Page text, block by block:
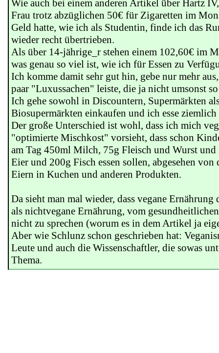
Wie auch bei einem anderen Artikel über Hartz
Frau trotz abzüglichen 50€ für Zigaretten im
Geld hatte, wie ich als Studentin, finde ich das
wieder recht übertrieben.
Als über 14-jährige_r stehen einem 102,60€ im
was genau so viel ist, wie ich für Essen zu
Ich komme damit sehr gut hin, gebe nur mehr
paar "Luxussachen" leiste, die ja nicht umsonst
Ich gehe sowohl in Discountern, Supermärkten
Biosupermärkten einkaufen und ich esse
Der große Unterschied ist wohl, dass ich mich
"optimierte Mischkost" vorsieht, dass schon
am Tag 450ml Milch, 75g Fleisch und Wurst und
Eier und 200g Fisch essen sollen, abgesehen
Eiern in Kuchen und anderen Produkten.
Da sieht man mal wieder, dass vegane
als nichtvegane Ernährung, vom
nicht zu sprechen (worum es in dem Artikel ja
Aber wie Schlunz schon geschrieben hat:
Leute und auch die Wissenschaftler, die sowas
Thema.